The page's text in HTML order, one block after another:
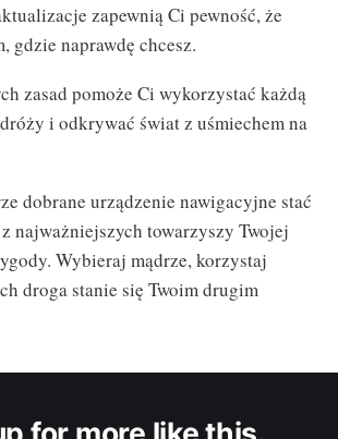
zapewnią Ci pewność, że
gdzie naprawdę chcesz.
zasad pomoże Ci wykorzystać każdą
i odkrywać świat z uśmiechem na
dobrane urządzenie nawigacyjne stać
najważniejszych towarzyszy Twojej
Wybieraj mądrze, korzystaj
droga stanie się Twoim drugim